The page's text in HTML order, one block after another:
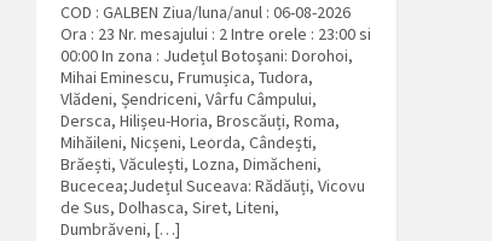
COD : GALBEN Ziua/luna/anul : 06-08-2026
Ora : 23 Nr. mesajului : 2 Intre orele : 23:00 si
00:00 In zona : Județul Botoşani: Dorohoi,
Mihai Eminescu, Frumușica, Tudora,
Vlădeni, Șendriceni, Vârfu Câmpului,
Dersca, Hilișeu-Horia, Broscăuți, Roma,
Mihăileni, Nicșeni, Leorda, Cândești,
Brăești, Văculești, Lozna, Dimăcheni,
Bucecea;Județul Suceava: Rădăuți, Vicovu
de Sus, Dolhasca, Siret, Liteni,
Dumbrăveni, […]